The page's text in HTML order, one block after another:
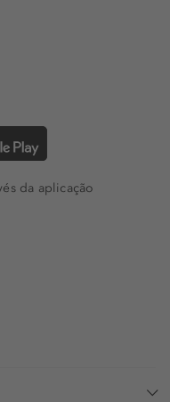
da aplicação